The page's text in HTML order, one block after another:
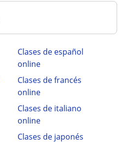
Clases de español
online
Clases de francés
online
Clases de italiano
online
Clases de japonés